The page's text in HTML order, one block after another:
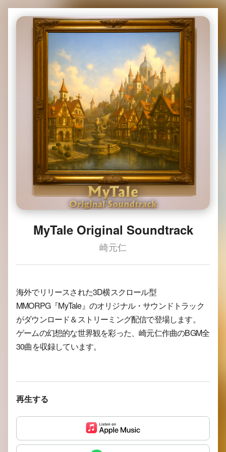
MyTale Original Soundtrack
崎元仁
海外でリリースされた3D横スクロール型
MMORPG『MyTale』のオリジナル・サウンドトラック
がダウンロード＆ストリーミング配信で登場します。
ゲームの幻想的な世界観を彩った、崎元仁作曲のBGM全
30曲を収録しています。
再生する